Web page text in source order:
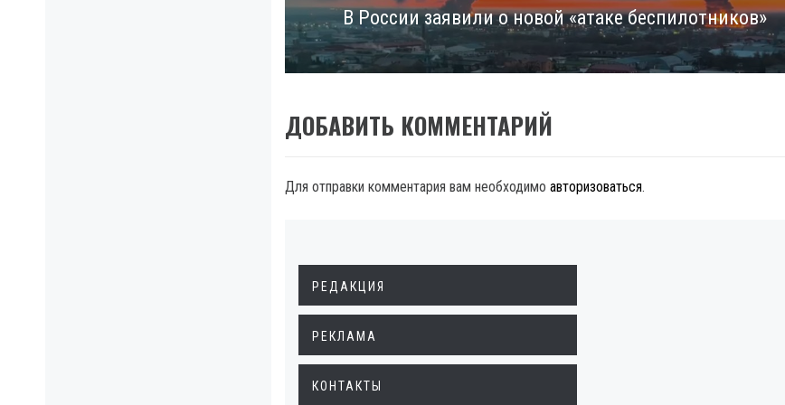
Next
post:
В России заявили о новой «атаке беспилотников»
ДОБАВИТЬ КОММЕНТАРИЙ
Для отправки комментария вам необходимо авторизоваться.
РЕДАКЦИЯ
РЕКЛАМА
КОНТАКТЫ